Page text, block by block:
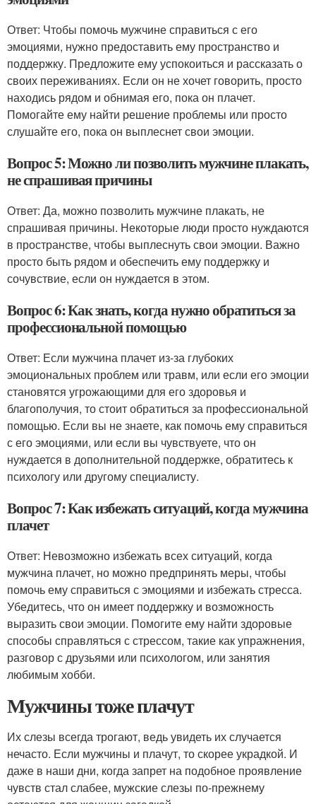
Ответ: Чтобы помочь мужчине справиться с его
эмоциями, нужно предоставить ему пространство и
поддержку. Предложите ему успокоиться и рассказать о
своих переживаниях. Если он не хочет говорить, просто
находись рядом и обнимая его, пока он плачет.
Помогайте ему найти решение проблемы или просто
слушайте его, пока он выплеснет свои эмоции.
Вопрос 5: Можно ли позволить мужчине плакать,
не спрашивая причины
Ответ: Да, можно позволить мужчине плакать, не
спрашивая причины. Некоторые люди просто нуждаются
в пространстве, чтобы выплеснуть свои эмоции. Важно
просто быть рядом и обеспечить ему поддержку и
сочувствие, если он нуждается в этом.
Вопрос 6: Как знать, когда нужно обратиться за
профессиональной помощью
Ответ: Если мужчина плачет из-за глубоких
эмоциональных проблем или травм, или если его эмоции
становятся угрожающими для его здоровья и
благополучия, то стоит обратиться за профессиональной
помощью. Если вы не знаете, как помочь ему справиться
с его эмоциями, или если вы чувствуете, что он
нуждается в дополнительной поддержке, обратитесь к
психологу или другому специалисту.
Вопрос 7: Как избежать ситуаций, когда мужчина
плачет
Ответ: Невозможно избежать всех ситуаций, когда
мужчина плачет, но можно предпринять меры, чтобы
помочь ему справиться с эмоциями и избежать стресса.
Убедитесь, что он имеет поддержку и возможность
выразить свои эмоции. Помогите ему найти здоровые
способы справляться с стрессом, такие как упражнения,
разговор с друзьями или психологом, или занятия
любимым хобби.
Мужчины тоже плачут
Их слезы всегда трогают, ведь увидеть их случается
нечасто. Если мужчины и плачут, то скорее украдкой. И
даже в наши дни, когда запрет на подобное проявление
чувств стал слабее, мужские слезы по-прежнему